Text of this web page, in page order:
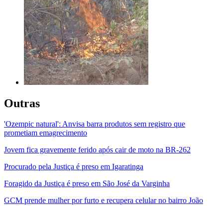
Outras
'Ozempic natural': Anvisa barra produtos sem registro que
prometiam emagrecimento
Jovem fica gravemente ferido após cair de moto na BR-262
Procurado pela Justiça é preso em Igaratinga
Foragido da Justiça é preso em São José da Varginha
GCM prende mulher por furto e recupera celular no bairro João